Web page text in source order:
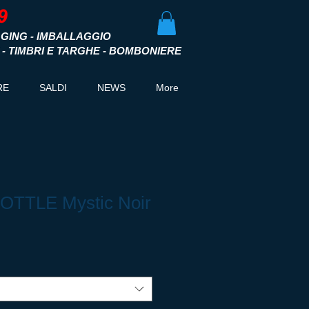
- IMBALLAGGIO
TIMBRI E TARGHE - BOMBONIERE
SALDI NEWS More
Mystic Noir